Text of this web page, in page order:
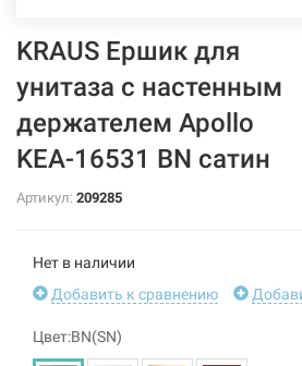
KRAUS Ершик для
унитаза с настенным
держателем Apollo
KEA-16531 BN сатин
Артикул: 209285
Нет в наличии
Добавить к сравнению
Цвет:BN(SN)